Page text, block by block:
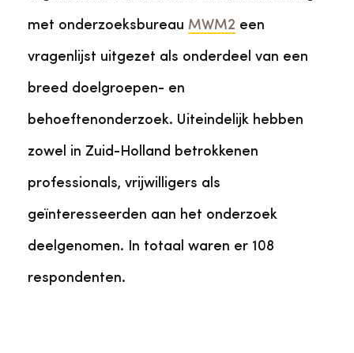
met onderzoeksbureau MWM2 een
vragenlijst uitgezet als onderdeel van een
breed doelgroepen- en
behoeftenonderzoek. Uiteindelijk hebben
zowel in Zuid-Holland betrokkenen
professionals, vrijwilligers als
geïnteresseerden aan het onderzoek
deelgenomen. In totaal waren er 108
respondenten.